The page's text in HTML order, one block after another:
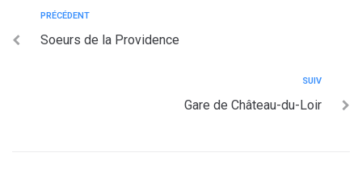
PRÉCÉDENT
Soeurs de la Providence
SUIV
Gare de Château-du-Loir